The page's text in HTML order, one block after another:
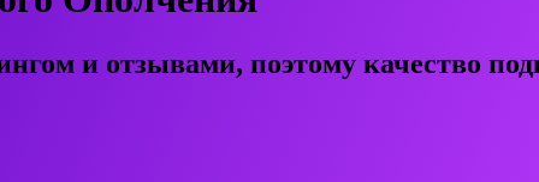
и отзывами, поэтому качество